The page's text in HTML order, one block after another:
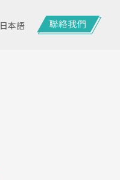
日本語